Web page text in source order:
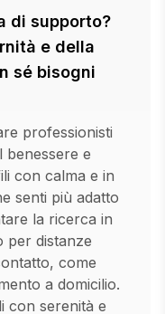
di supporto?
e della
sé bisogni
professionisti
benessere e
con calma e in
senti più adatto
la ricerca in
per distanze
come
a domicilio.
con serenità e